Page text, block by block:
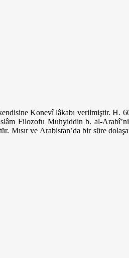
Konevî lâkabı verilmiştir. H.
Filozofu Muhyiddin b. al-
ve Arabistan’da bir süre